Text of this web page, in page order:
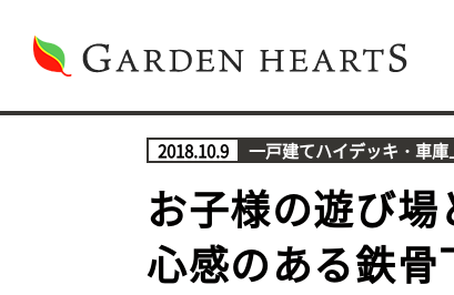
2018.10.9 一戸建てハイデッキ・車庫
お子様の遊び
心感のある鉄骨